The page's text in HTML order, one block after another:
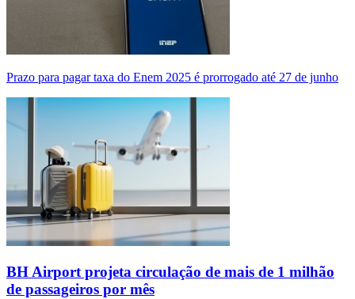
Prazo para pagar taxa do Enem 2025 é prorrogado até 27 de junho
BH Airport projeta circulação de mais de 1 milhão
de passageiros por mês